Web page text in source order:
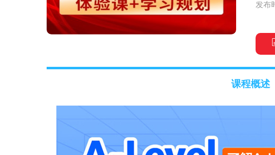
发布
课程概述